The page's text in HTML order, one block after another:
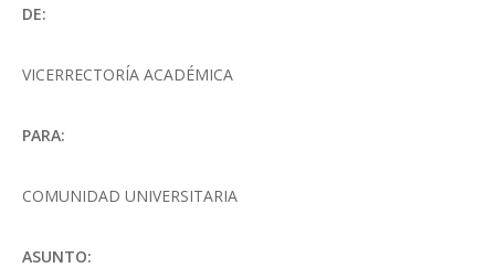
DE:
VICERRECTORÍA ACADÉMICA
PARA:
COMUNIDAD UNIVERSITARIA
ASUNTO: